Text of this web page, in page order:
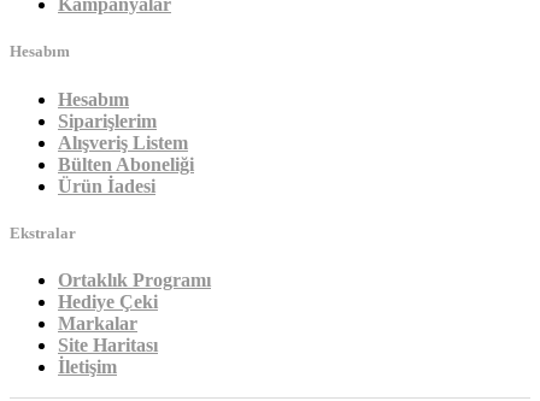
Kampanyalar
Hesabım
Hesabım
Siparişlerim
Alışveriş Listem
Bülten Aboneliği
Ürün İadesi
Ekstralar
Ortaklık Programı
Hediye Çeki
Markalar
Site Haritası
İletişim